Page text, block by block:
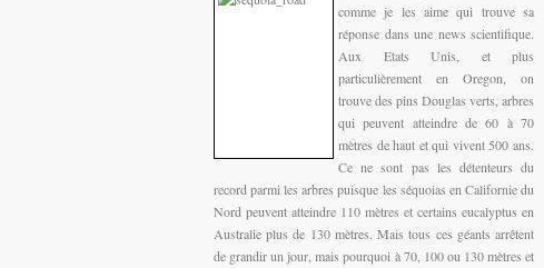
comme je les aime qui trouve sa
réponse dans une news scientifique.
Aux Etats Unis, et plus
particulièrement en Oregon, on
trouve des pins Douglas verts, arbres
qui peuvent atteindre de 60 à 70
mètres de haut et qui vivent 500 ans.
Ce ne sont pas les détenteurs du
record parmi les arbres puisque les séquoias en Californie du
Nord peuvent atteindre 110 mètres et certains eucalyptus en
Australie plus de 130 mètres. Mais tous ces géants arrêtent
de grandir un jour, mais pourquoi à 70, 100 ou 130 mètres et